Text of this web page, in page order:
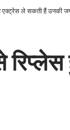
एक्ट्रेस ले सकती हैं उनकी